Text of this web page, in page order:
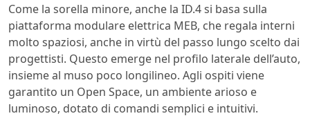
Come la sorella minore, anche la ID.4 si basa sulla
piattaforma modulare elettrica MEB, che regala interni
molto spaziosi, anche in virtù del passo lungo scelto dai
progettisti. Questo emerge nel profilo laterale dell’auto,
insieme al muso poco longilineo. Agli ospiti viene
garantito un Open Space, un ambiente arioso e
luminoso, dotato di comandi semplici e intuitivi.